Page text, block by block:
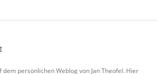
dem persönlichen Weblog von Jan Theofel. Hier